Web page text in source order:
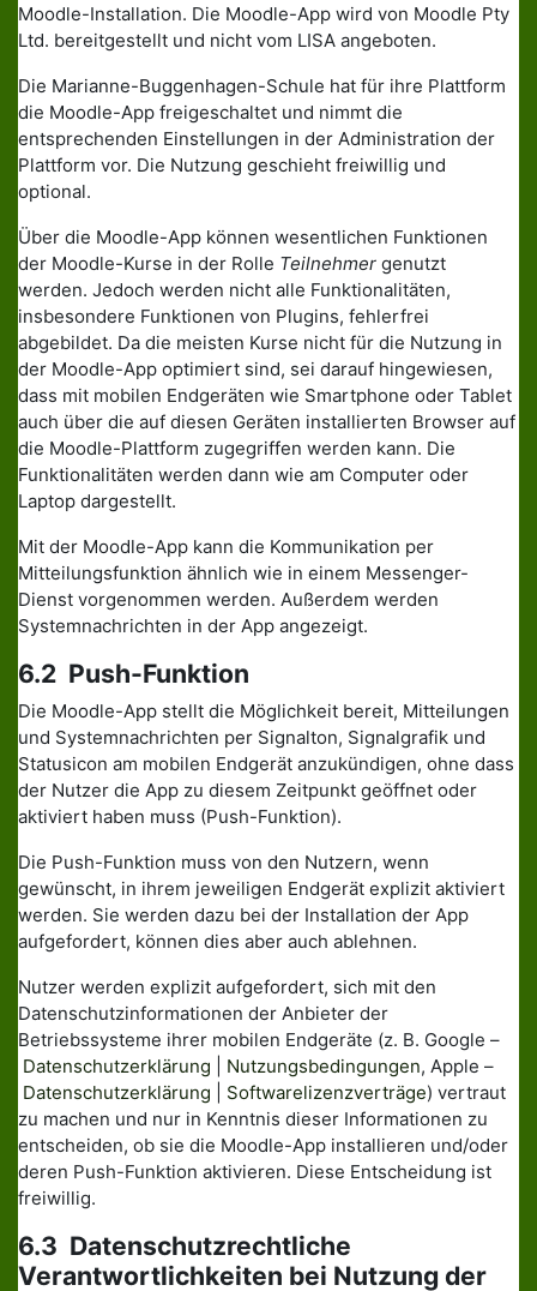
Moodle-Installation. Die Moodle-App wird von Moodle Pty
Ltd. bereitgestellt und nicht vom LISA angeboten.
Die Marianne-Buggenhagen-Schule hat für ihre Plattform
die Moodle-App freigeschaltet und nimmt die
entsprechenden Einstellungen in der Administration der
Plattform vor. Die Nutzung geschieht freiwillig und
optional.
Über die Moodle-App können wesentlichen Funktionen
der Moodle-Kurse in der Rolle Teilnehmer genutzt
werden. Jedoch werden nicht alle Funktionalitäten,
insbesondere Funktionen von Plugins, fehlerfrei
abgebildet. Da die meisten Kurse nicht für die Nutzung in
der Moodle-App optimiert sind, sei darauf hingewiesen,
dass mit mobilen Endgeräten wie Smartphone oder Tablet
auch über die auf diesen Geräten installierten Browser auf
die Moodle-Plattform zugegriffen werden kann. Die
Funktionalitäten werden dann wie am Computer oder
Laptop dargestellt.
Mit der Moodle-App kann die Kommunikation per
Mitteilungsfunktion ähnlich wie in einem Messenger-
Dienst vorgenommen werden. Außerdem werden
Systemnachrichten in der App angezeigt.
6.2 Push-Funktion
Die Moodle-App stellt die Möglichkeit bereit, Mitteilungen
und Systemnachrichten per Signalton, Signalgrafik und
Statusicon am mobilen Endgerät anzukündigen, ohne dass
der Nutzer die App zu diesem Zeitpunkt geöffnet oder
aktiviert haben muss (Push-Funktion).
Die Push-Funktion muss von den Nutzern, wenn
gewünscht, in ihrem jeweiligen Endgerät explizit aktiviert
werden. Sie werden dazu bei der Installation der App
aufgefordert, können dies aber auch ablehnen.
Nutzer werden explizit aufgefordert, sich mit den
Datenschutzinformationen der Anbieter der
Betriebssysteme ihrer mobilen Endgeräte (z. B. Google –
Datenschutzerklärung
Nutzungsbedingungen, Apple –
Datenschutzerklärung
Softwarelizenzverträge) vertraut
zu machen und nur in Kenntnis dieser Informationen zu
entscheiden, ob sie die Moodle-App installieren und/oder
deren Push-Funktion aktivieren. Diese Entscheidung ist
freiwillig.
6.3 Datenschutzrechtliche
Verantwortlichkeiten bei Nutzung der